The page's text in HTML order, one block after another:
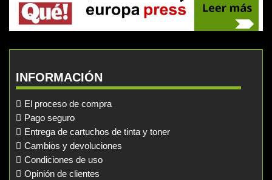
INFORMACIÓN
El proceso de compra
Pago seguro
Entrega de cartuchos de tinta y toner
Cambios y devoluciones
Condiciones de uso
Opinión de clientes